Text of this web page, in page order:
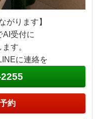
がります】
AI受付に
す。
に連絡を
約